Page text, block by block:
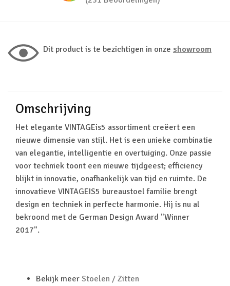
Dit product is te bezichtigen in onze showroom
Omschrijving
Het elegante VINTAGEis5 assortiment creëert een
nieuwe dimensie van stijl. Het is een unieke combinatie
van elegantie, intelligentie en overtuiging. Onze passie
voor techniek toont een nieuwe tijdgeest; efficiency
blijkt in innovatie, onafhankelijk van tijd en ruimte. De
innovatieve VINTAGEIS5 bureaustoel familie brengt
design en techniek in perfecte harmonie. Hij is nu al
bekroond met de German Design Award "Winner
2017".
Bekijk meer Stoelen / Zitten